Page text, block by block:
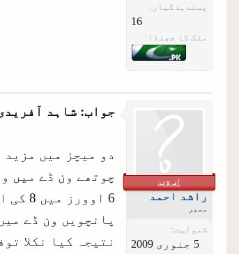
پسندیدگیاں:
16
ملک کا جھنڈا:
آف لائن
راشد احمد
ممبر
شمولیت:
‏5 جنوری 2009
جواب: شاہد
دو میچز میں
6 اوورز میں 8 کی اوسط سے 45 رنز کھائے۔